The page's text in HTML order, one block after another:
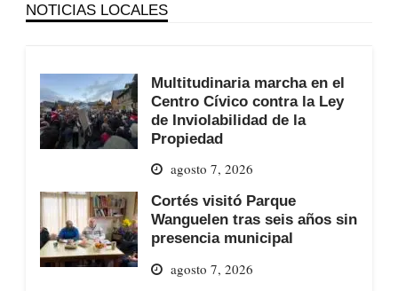
NOTICIAS LOCALES
Multitudinaria marcha en el
Centro Cívico contra la Ley
de Inviolabilidad de la
Propiedad
agosto 7, 2026
Cortés visitó Parque
Wanguelen tras seis años sin
presencia municipal
agosto 7, 2026